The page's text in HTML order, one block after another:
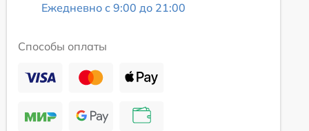
Ежедневно с 9:00 до 21:00
Способы оплаты